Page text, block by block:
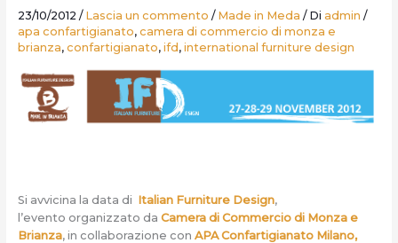
23/10/2012 / Lascia un commento / Made in Meda / Di admin /
apa confartigianato, camera di commercio di monza e
brianza, confartigianato, ifd, international furniture design
Si avvicina la data di Italian Furniture Design,
l’evento organizzato da Camera di Commercio di Monza e
Brianza, in collaborazione con APA Confartigianato Milano,